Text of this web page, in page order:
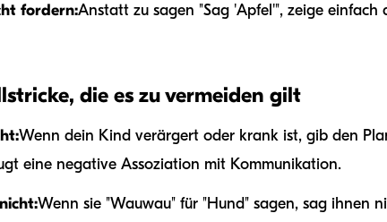
fordern:Anstatt zu sagen "Sag 'Apfel'", zeige
die es zu vermeiden gilt
Wenn dein Kind verärgert oder krank ist, gib den
eine negative Assoziation mit Kommunikation.
Wenn sie "Wauwau" für "Hund" sagen, sag ihnen